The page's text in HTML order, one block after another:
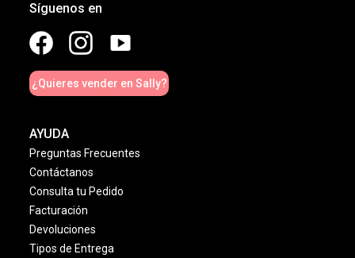
Síguenos en
¿Quieres vender en Sally?
AYUDA
Preguntas Frecuentes
Contáctanos
Consulta tu Pedido
Facturación
Devoluciones
Tipos de Entrega